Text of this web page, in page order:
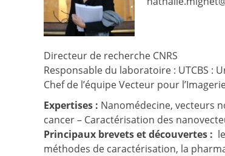
Directeur de recherche CNRS
Responsable du laboratoire : UTCBS :
Chef de l’équipe Vecteur pour
Expertises : Nanomédecine, vecteurs
cancer – Caractérisation des
Principaux brevets et découvertes :
méthodes de caractérisation, la